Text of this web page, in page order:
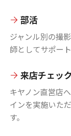
部活
ジャンル別の撮
師としてサポート
来店チェッ
キヤノン直営店
インを実施いた
す。